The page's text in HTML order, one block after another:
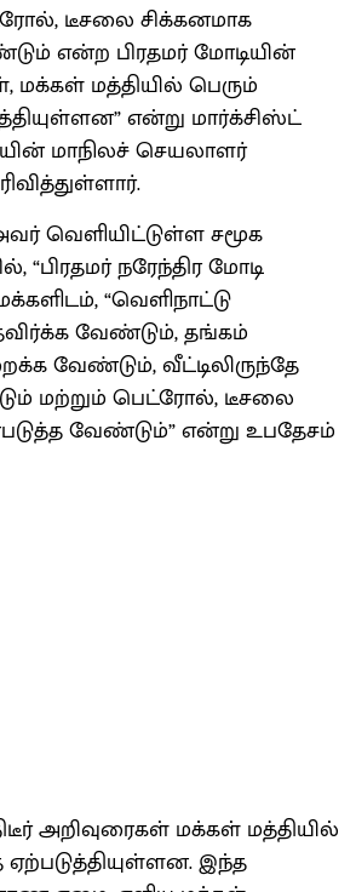
டீசலை சிக்கனமாக
என்ற பிரதமர் மோடியின்
மக்கள் மத்தியில் பெரும்
என்று மார்க்சிஸ்ட்
மாநிலச் செயலாளர்
வெளியிட்டுள்ள சமூக
நரேந்திர மோடி
“வெளிநாட்டு
வேண்டும், தங்கம்
வேண்டும், வீட்டிலிருந்தே
மற்றும் பெட்ரோல், டீசலை
வேண்டும்” என்று உபதேசம்
அறிவுரைகள் மக்கள் மத்தியில்
இந்த